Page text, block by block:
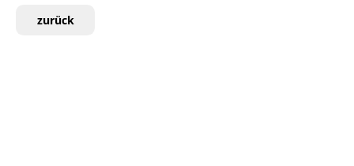
zurück